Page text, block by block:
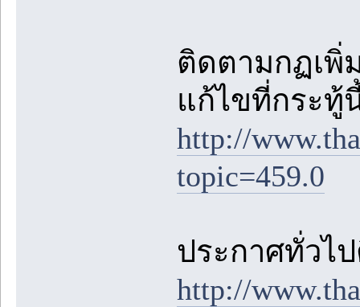
ติดตามกฏเพิ่
แก้ไขที่กระทู้
http://
topic=459.0
ประกาศทั่วไ
http://